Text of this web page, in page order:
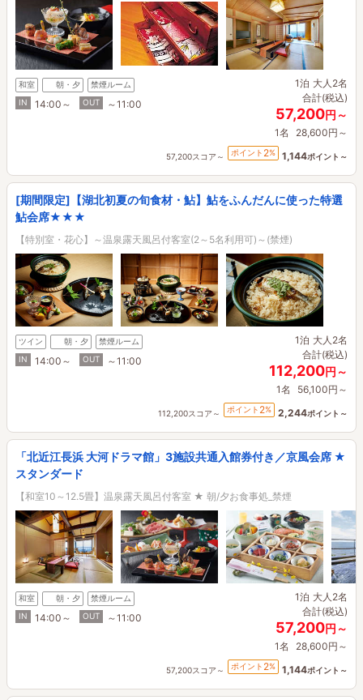
和室 朝・夕
禁煙ルーム
IN
14:00～ OUT ～11:00
1泊 大人2名
合計(税込)
57,200円～
1名 28,600円～
57,200スコア～ ポイント 2% 1,144ポイント～
[期間限定]【湖北初夏の旬食材・鮎】鮎をふんだんに使った特選
鮎会席★★★
【特別室・花心】～温泉露天風呂付客室(2～5名利用可)～(禁煙)
ツイン 朝・夕
禁煙ルーム
IN
14:00～ OUT ～11:00
1泊 大人2名
合計(税込)
112,200円～
1名 56,100円～
112,200スコア～ ポイント 2% 2,244ポイント～
「北近江長浜 大河ドラマ館」3施設共通入館券付き／京風会席 ★
スタンダード
【和室10～12.5畳】温泉露天風呂付客室 ★ 朝/夕お食事処_禁煙
和室 朝・夕
禁煙ルーム
IN
14:00～ OUT ～11:00
1泊 大人2名
合計(税込)
57,200円～
1名 28,600円～
57,200スコア～ ポイント 2% 1,144ポイント～